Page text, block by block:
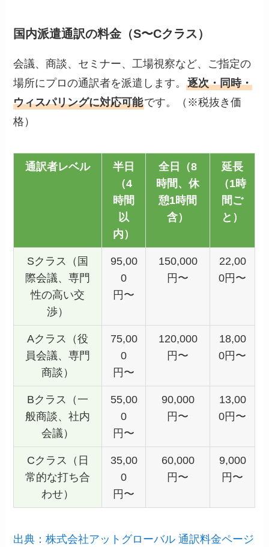
国内派遣通訳の料金（S〜Cクラス）
会議、商談、セミナー、工場視察など、ご指定の
場所にプロの通訳者を派遣します。逐次・同時・
ウィスパリングに対応可能です。（※税抜き価
格）
通訳者レベル
半日
（4
時間
以
内）
全日（8
時間、休
憩1時間
含）
延長
（1時
間ご
と）
Sクラス（国
際会議、専門
性の高い交
渉）
95,00
0
円〜
150,000
円〜
22,00
0円〜
Aクラス（役
員会議、専門
商談）
75,00
0
円〜
120,000
円〜
18,00
0円〜
Bクラス（一
般商談、社内
会議）
55,00
0
円〜
90,000
円〜
13,00
0円〜
Cクラス（日
常的な打ち合
わせ）
35,00
0
円〜
60,000
円〜
9,000
円〜
出典：株式会社アットグローバル 通訳料金ページ